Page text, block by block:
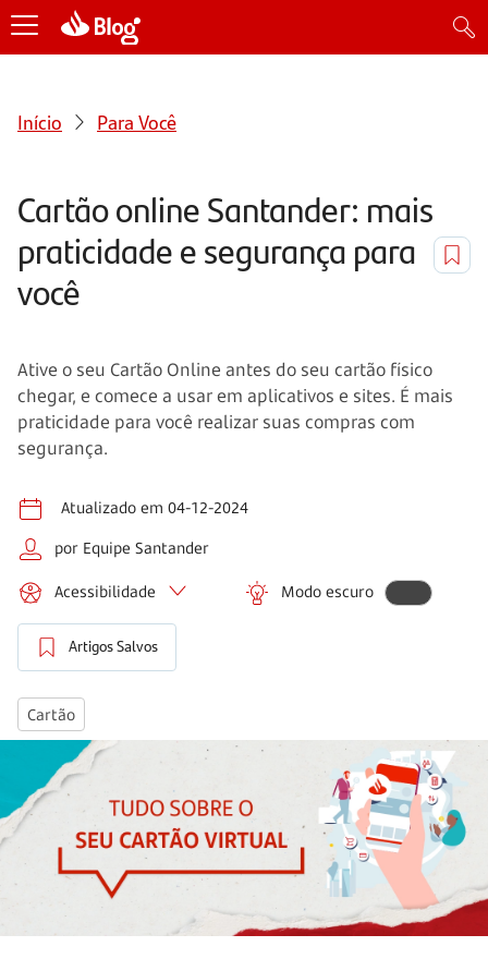
Início Para Você
Cartão online Santander: mais
praticidade e segurança para
você
Ative o seu Cartão Online antes do seu cartão físico
chegar, e comece a usar em aplicativos e sites. É mais
praticidade para você realizar suas compras com
segurança.
Atualizado em 04-12-2024
por Equipe Santander
Acessibilidade Modo escuro
Artigos Salvos
Cartão